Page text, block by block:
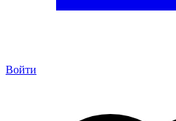
Войти